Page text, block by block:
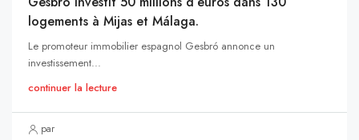
logements à Mijas et Málaga.
Le promoteur immobilier espagnol Gesbró annonce un
investissement...
continuer la lecture
par